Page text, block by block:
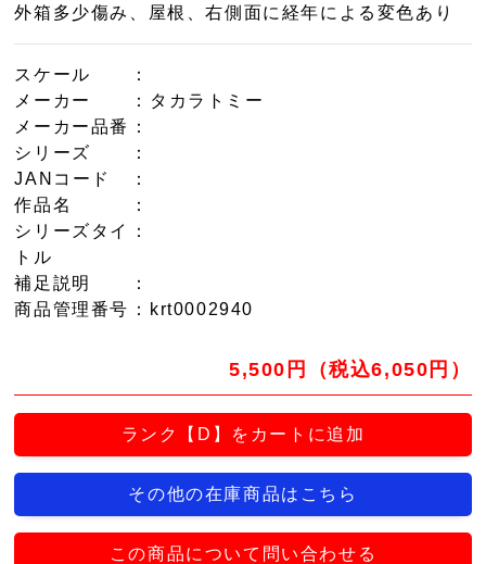
外箱多少傷み、屋根、右側面に経年による変色あり
スケール
：
メーカー
：タカラトミー
メーカー品番
：
シリーズ
：
JANコード
：
作品名
：
シリーズタイ
トル
：
補足説明
：
商品管理番号 ：krt0002940
5,500円（税込6,050円）
ランク【D】をカートに追加
その他の在庫商品はこちら
この商品について問い合わせる